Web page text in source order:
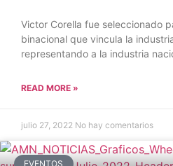
Victor Corella fue seleccionado
binacional que vincula la
representando a la industria
READ MORE »
julio 27, 2022 No hay comentarios
EVENTOS